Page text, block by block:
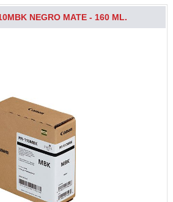
NEGRO MATE - 160 ML.